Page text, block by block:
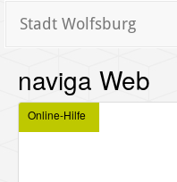
Stadt Wolfsburg
naviga Web
Online-Hilfe